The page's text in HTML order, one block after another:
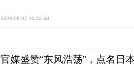
2026-08-07 10:02:48
官媒盛赞“东风浩荡”，点名日